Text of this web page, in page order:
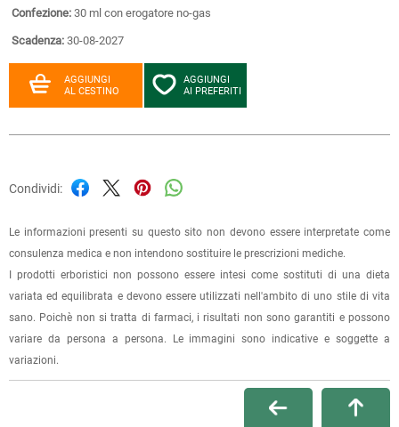
Confezione: 30 ml con erogatore no-gas
Scadenza: 30-08-2027
AGGIUNGI
AL CESTINO
AGGIUNGI
AI PREFERITI
Condividi:
Le informazioni presenti su questo sito non devono essere interpretate come
consulenza medica e non intendono sostituire le prescrizioni mediche.
I prodotti erboristici non possono essere intesi come sostituti di una dieta
variata ed equilibrata e devono essere utilizzati nell'ambito di uno stile di vita
sano. Poichè non si tratta di farmaci, i risultati non sono garantiti e possono
variare da persona a persona. Le immagini sono indicative e soggette a
variazioni.